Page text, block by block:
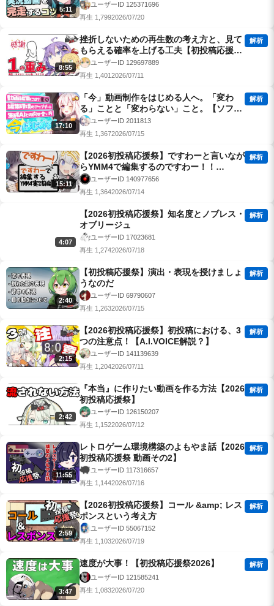
5:11
ユーザーID 125371696
再生 1,7992026/07/20
8:55
挫折しないための再生数の考え方と、見て
もらえる確率を上げる工夫【初投稿応援祭
2026】
解析
ユーザーID 129697889
再生 1,4012026/07/11
17:10
「今」動画制作をはじめる人へ。「変わ
る」ことと「変わらない」こと。【ソフト
ウェアトーク解説】【2026初投稿応援祭】
解析
ユーザーID 2011813
再生 1,3672026/07/15
15:11
【2026初投稿応援祭】ですわーと言いなが
らYMM4で編集するのですわー！！
【VOICEROID解説/VOICEROID劇場】
解析
ユーザーID 140977656
再生 1,3642026/07/14
4:07
【2026初投稿応援祭】知名度とノブレス・
オブリージュ
解析
ユーザーID 17023681
再生 1,2742026/07/18
2:40
【初投稿応援祭】演出・表現を授けましょ
うなのだ
解析
ユーザーID 69790607
再生 1,2632026/07/15
2:15
【2026初投稿応援祭】初投稿における、3
つの注意点！【A.I.VOICE解説？】
解析
ユーザーID 141139639
再生 1,2042026/07/11
2:42
『本当』に作りたい動画を作る方法【2026
初投稿応援祭】
解析
ユーザーID 126150207
再生 1,1522026/07/12
11:55
レトロゲーム環境構築のよもやま話【2026
初投稿応援祭 動画その2】
解析
ユーザーID 117316657
再生 1,1442026/07/16
2:59
【2026初投稿応援祭】コール &amp; レス
ポンスという考え方
解析
ユーザーID 55067152
再生 1,1032026/07/19
3:47
速度が大事！【初投稿応援祭2026】
解析
ユーザーID 121585241
再生 1,0832026/07/20